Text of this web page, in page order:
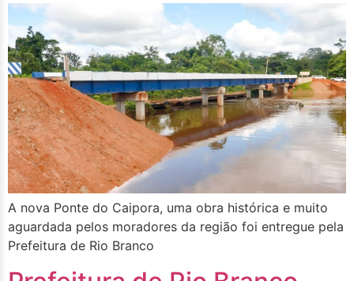
A nova Ponte do Caipora, uma obra histórica e muito
aguardada pelos moradores da região foi entregue pela
Prefeitura de Rio Branco